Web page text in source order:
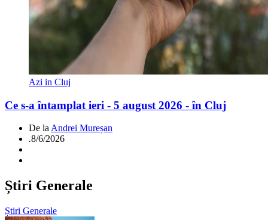
Azi in Cluj
Ce s-a întamplat ieri - 5 august 2026 - în Cluj
De la Andrei Mureșan
.8/6/2026
Știri Generale
Știri Generale